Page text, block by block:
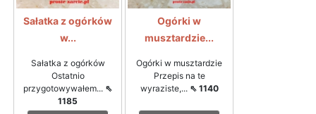
Sałatka z ogórków
w...
Sałatka z ogórków
Ostatnio
przygotowywałem... ⇖
1185
Ogórki w
musztardzie...
Ogórki w musztardzie
Przepis na te
wyraziste,... ⇖ 1140